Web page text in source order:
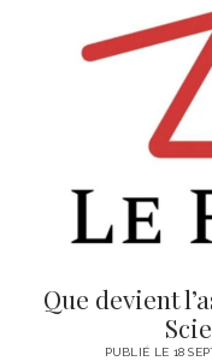
Que devient
PUBLIÉ LE 18